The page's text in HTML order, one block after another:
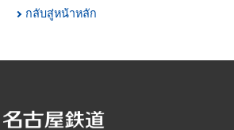
กลับสู่หน้าหลัก